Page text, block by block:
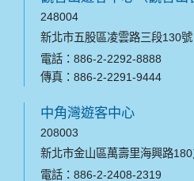
248004
新北市五股區凌雲路三段130號
電話：886-2-2292-8888
傳真：886-2-2291-9444
中角灣遊客中心
208003
新北市金山區萬壽里海興路
電話：886-2-2408-2319